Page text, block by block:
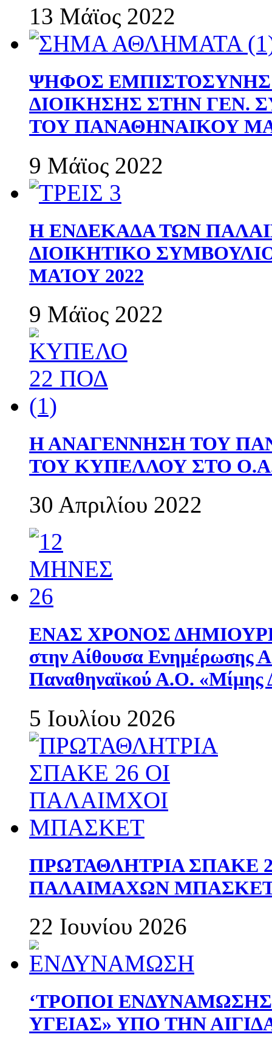
13 Μάϊος 2022
ΨΗΦΟΣ
ΔΙΟΙΚΗΣΗΣ ΣΤΗΝ ΓΕΝ.
ΤΟΥ ΠΑΝΑΘΗΝΑΙΚΟΥ
9 Μάϊος 2022
Η ΕΝΔΕΚΑΔΑ ΤΩΝ
ΔΙΟΙΚΗΤΙΚΟ
ΜΑΊΟΥ 2022
9 Μάϊος 2022
Η ΑΝΑΓΕΝΝΗΣΗ ΤΟΥ
ΤΟΥ ΚΥΠΕΛΛΟΥ ΣΤΟ
30 Απριλίου 2022
ΕΝΑΣ ΧΡΟΝΟΣ
στην Αίθουσα Ενημέρωσης
Παναθηναϊκού Α.Ο. «Μίμης
5 Ιουλίου 2026
ΠΡΩΤΑΘΛΗΤΡΙΑ ΣΠΑΚΕ
ΠΑΛΑΙΜΑΧΩΝ
22 Ιουνίου 2026
‘ΤΡΟΠΟΙ
ΥΓΕΙΑΣ» ΥΠΟ ΤΗΝ